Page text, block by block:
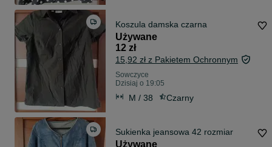
Koszula damska czarna
Używane
12 zł
15,92 zł z Pakietem Ochronnym
Sowczyce
Dzisiaj o 19:05
M / 38 Czarny
Sukienka jeansowa 42 rozmiar
Używane